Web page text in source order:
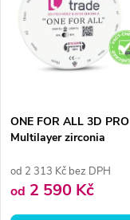
e
n
p
r
p
s
p
r
ONE FOR ALL 3D PRO
Multilayer zirconia
od 2 313 Kč bez DPH
od 2 590 Kč